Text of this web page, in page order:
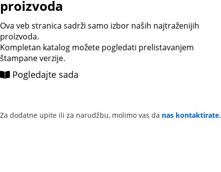
proizvoda
Ova veb stranica sadrži samo izbor naših najtraženijih
proizvoda.
Kompletan katalog možete pogledati prelistavanjem
štampane verzije.
Pogledajte sada
Za dodatne upite ili za narudžbu, molimo vas da nas kontaktirate.